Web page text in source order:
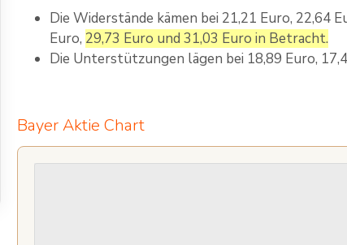
Die Widerstände kämen bei 21,21 Euro, 22,64
Euro, 29,73 Euro und 31,03 Euro in Betracht.
Die Unterstützungen lägen bei 18,89 Euro,
Bayer Aktie Chart